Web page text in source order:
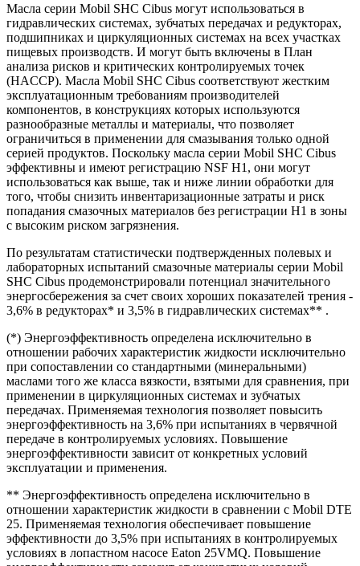
Масла серии Mobil SHC Cibus могут использоваться в
гидравлических системах, зубчатых передачах и редукторах,
подшипниках и циркуляционных системах на всех участках
пищевых производств. И могут быть включены в План
анализа рисков и критических контролируемых точек
(HACCP). Масла Mobil SHC Cibus соответствуют жестким
эксплуатационным требованиям производителей
компонентов, в конструкциях которых используются
разнообразные металлы и материалы, что позволяет
ограничиться в применении для смазывания только одной
серией продуктов. Поскольку масла серии Mobil SHC Cibus
эффективны и имеют регистрацию NSF H1, они могут
использоваться как выше, так и ниже линии обработки для
того, чтобы снизить инвентаризационные затраты и риск
попадания смазочных материалов без регистрации H1 в зоны
с высоким риском загрязнения.
По результатам статистически подтвержденных полевых и
лабораторных испытаний смазочные материалы серии Mobil
SHC Cibus продемонстрировали потенциал значительного
энергосбережения за счет своих хороших показателей трения -
3,6% в редукторах* и 3,5% в гидравлических системах** .
(*) Энергоэффективность определена исключительно в
отношении рабочих характеристик жидкости исключительно
при сопоставлении со стандартными (минеральными)
маслами того же класса вязкости, взятыми для сравнения, при
применении в циркуляционных системах и зубчатых
передачах. Применяемая технология позволяет повысить
энергоэффективность на 3,6% при испытаниях в червячной
передаче в контролируемых условиях. Повышение
энергоэффективности зависит от конкретных условий
эксплуатации и применения.
** Энергоэффективность определена исключительно в
отношении характеристик жидкости в сравнении с Mobil DTE
25. Применяемая технология обеспечивает повышение
эффективности до 3,5% при испытаниях в контролируемых
условиях в лопастном насосе Eaton 25VMQ. Повышение